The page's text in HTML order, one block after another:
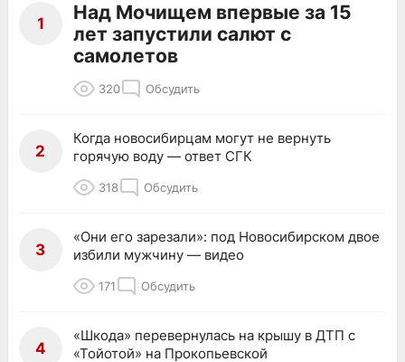
1
Над Мочищем впервые за 15
лет запустили салют с
самолетов
320 Обсудить
2
Когда новосибирцам могут не вернуть
горячую воду — ответ СГК
318 Обсудить
3
«Они его зарезали»: под Новосибирском двое
избили мужчину — видео
171 Обсудить
4
«Шкода» перевернулась на крышу в ДТП с
«Тойотой» на Прокопьевской